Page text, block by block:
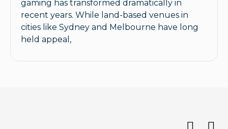
gaming has transformed dramatically in
recent years. While land-based venues in
cities like Sydney and Melbourne have long
held appeal,